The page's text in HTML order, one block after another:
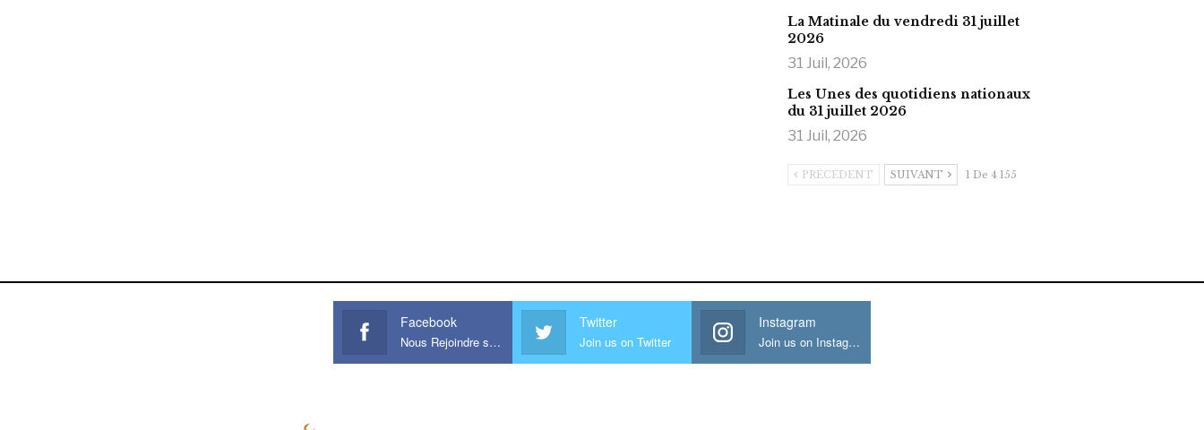
La Matinale du vendredi 31 juillet
2026
31 Juil, 2026
Les Unes des quotidiens nationaux
du 31 juillet 2026
31 Juil, 2026
PRÉCÉDENT SUIVANT 1 De 4 155
Facebook
Nous Rejoindre sur Facebook
Twitter
Join us on Twitter
Instagram
Join us on Instagram